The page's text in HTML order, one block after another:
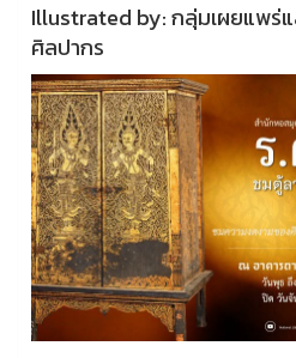
Illustrated by: กลุ่มเผยแพร่
ศิลปากร